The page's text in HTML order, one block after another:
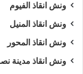
ونش انقاذ الفيوم
ونش انقاذ المنيل
ونش انقاذ المحور
ونش انقاذ مدينة